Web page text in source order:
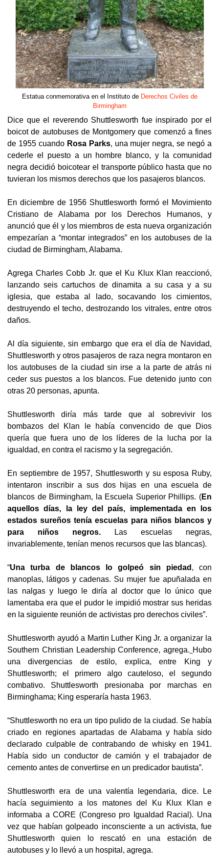
Estatua conmemorativa en el Instituto de Derechos Civiles de
Birmingham
Dice que el reverendo Shuttlesworth fue inspirado por el
boicot de autobuses de Montgomery que comenzó a fines
de 1955 cuando Rosa Parks, una mujer negra, se negó a
cederle el puesto a un hombre blanco, y la comunidad
negra decidió boicotear el transporte público hasta que no
tuvieran los mismos derechos que los pasajeros blancos.
En diciembre de 1956 Shuttlesworth formó el Movimiento
Cristiano de Alabama por los Derechos Humanos, y
anunció que él y los miembros de esta nueva organización
empezarían a “montar integrados” en los autobuses de la
ciudad de Birmingham, Alabama.
Agrega Charles Cobb Jr. que el Ku Klux Klan reaccionó,
lanzando seis cartuchos de dinamita a su casa y a su
iglesia, que estaba al lado, socavando los cimientos,
destruyendo el techo, destrozando los vitrales, entre otros
daños.
Al día siguiente, sin embargo que era el día de Navidad,
Shuttlesworth y otros pasajeros de raza negra montaron en
los autobuses de la ciudad sin irse a la parte de atrás ni
ceder sus puestos a los blancos. Fue detenido junto con
otras 20 personas, apunta.
Shuttlesworth diría más tarde que al sobrevivir los
bombazos del Klan le había convencido de que Dios
quería que fuera uno de los líderes de la lucha por la
igualdad, en contra el racismo y la segregación.
En septiembre de 1957, Shuttlesworth y su esposa Ruby,
intentaron inscribir a sus dos hijas en una escuela de
blancos de Birmingham, la Escuela Superior Phillips. (En
aquellos días, la ley del país, implementada en los
estados sureños tenía escuelas para niños blancos y
para niños negros. Las escuelas negras,
invariablemente, tenían menos recursos que las blancas).
“Una turba de blancos lo golpeó sin piedad , con
manoplas, látigos y cadenas. Su mujer fue apuñalada en
las nalgas y luego le diría al doctor que lo único que
lamentaba era que el pudor le impidió mostrar sus heridas
en la siguiente reunión de activistas pro derechos civiles”.
Shuttlesworth ayudó a Martin Luther King Jr. a organizar la
Southern Christian Leadership Conference, agrega. Hubo
una divergencias de estilo, explica, entre King y
Shuttlesworth; el primero algo cauteloso, el segundo
combativo. Shuttlesworth presionaba por marchas en
Birminghama; King esperaría hasta 1963.
“Shuttlesworth no era un tipo pulido de la ciudad. Se había
criado en regiones apartadas de Alabama y había sido
declarado culpable de contrabando de whisky en 1941.
Había sido un conductor de camión y el trabajador de
cemento antes de convertirse en un predicador bautista”.
Shuttlesworth era de una valentía legendaria, dice. Le
hacía seguimiento a los matones del Ku Klux Klan e
informaba a CORE (Congreso pro Igualdad Racial). Una
vez que habían golpeado inconsciente a un activista, fue
Shuttlesworth quien lo rescató en una estación de
autobuses y lo llevó a un hospital, agrega.